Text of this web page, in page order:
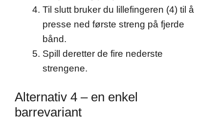
Til slutt bruker du lillefingeren (4) til å
presse ned første streng på fjerde
bånd.
Spill deretter de fire nederste
strengene.
Alternativ 4 – en enkel
barrevariant